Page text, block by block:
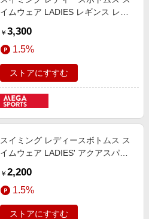
イムウェア LADIES レギンス レデ
￥ 3,300
1.5%
ストアにすすむ
スイミング レディースボトムス ス
イムウェア LADIES' アクアスパッ
008-310711-1103
￥ 2,200
1.5%
ストアにすすむ